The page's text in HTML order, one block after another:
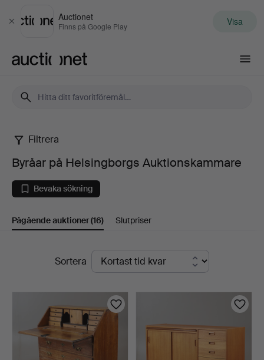
Stäng
Auctionet
Finns på Google Play Visa
Byråar
på
Helsingborgs
Auktionskammare
Filtrera
Byråar på Helsingborgs Auktionskammare
Bevaka sökning
Pågående auktioner(16) Slutpriser
PågåendeSortera